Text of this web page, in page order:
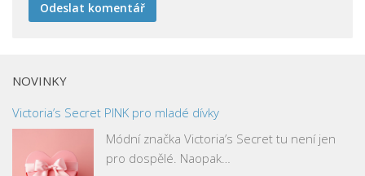
NOVINKY
Victoria’s Secret PINK pro mladé dívky
Módní značka Victoria’s Secret tu není jen
pro dospělé. Naopak…